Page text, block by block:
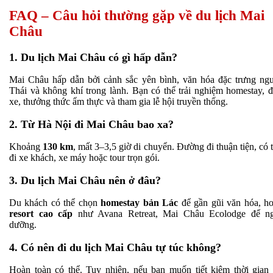
FAQ – Câu hỏi thường gặp về du lịch Mai
Châu
1. Du lịch Mai Châu có gì hấp dẫn?
Mai Châu hấp dẫn bởi cảnh sắc yên bình, văn hóa đặc trưng
Thái và không khí trong lành. Bạn có thể trải nghiệm homestay,
xe, thưởng thức ẩm thực và tham gia lễ hội truyền thống.
2. Từ Hà Nội đi Mai Châu bao xa?
Khoảng 130 km, mất 3–3,5 giờ di chuyển. Đường đi thuận tiện, có
đi xe khách, xe máy hoặc tour trọn gói.
3. Du lịch Mai Châu nên ở đâu?
Du khách có thể chọnhomestay bản Lác để gần gũi văn hóa,
resort cao cấp như Avana Retreat, Mai Châu Ecolodge để
dưỡng.
4. Có nên đi du lịch Mai Châu tự túc không?
Hoàn toàn có thể. Tuy nhiên, nếu bạn muốn tiết kiệm thời gian